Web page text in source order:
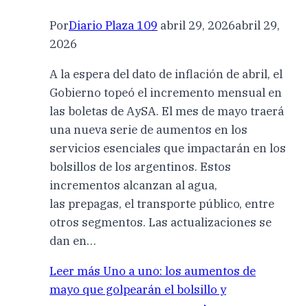
PorDiario Plaza 109 abril 29, 2026abril 29,
2026
A la espera del dato de inflación de abril, el
Gobierno topeó el incremento mensual en
las boletas de AySA. El mes de mayo traerá
una nueva serie de aumentos en los
servicios esenciales que impactarán en los
bolsillos de los argentinos. Estos
incrementos alcanzan al agua,
las prepagas, el transporte público, entre
otros segmentos. Las actualizaciones se
dan en…
Leer más Uno a uno: los aumentos de
mayo que golpearán el bolsillo y